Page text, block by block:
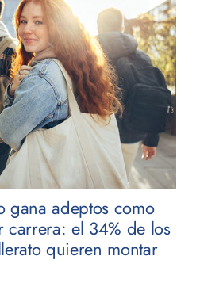
gana adeptos como
el 34% de los
quieren montar